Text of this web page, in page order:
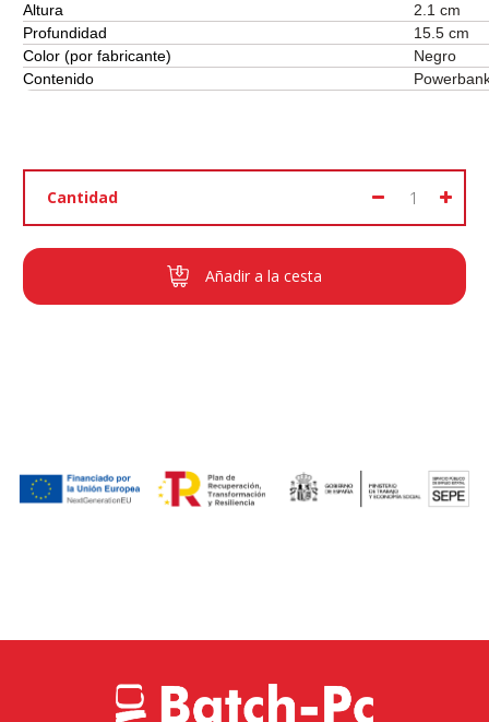
Altura
2.1 cm
Profundidad
15.5 cm
Color (por fabricante)
Negro
Contenido
Cantidad
Añadir a la cesta